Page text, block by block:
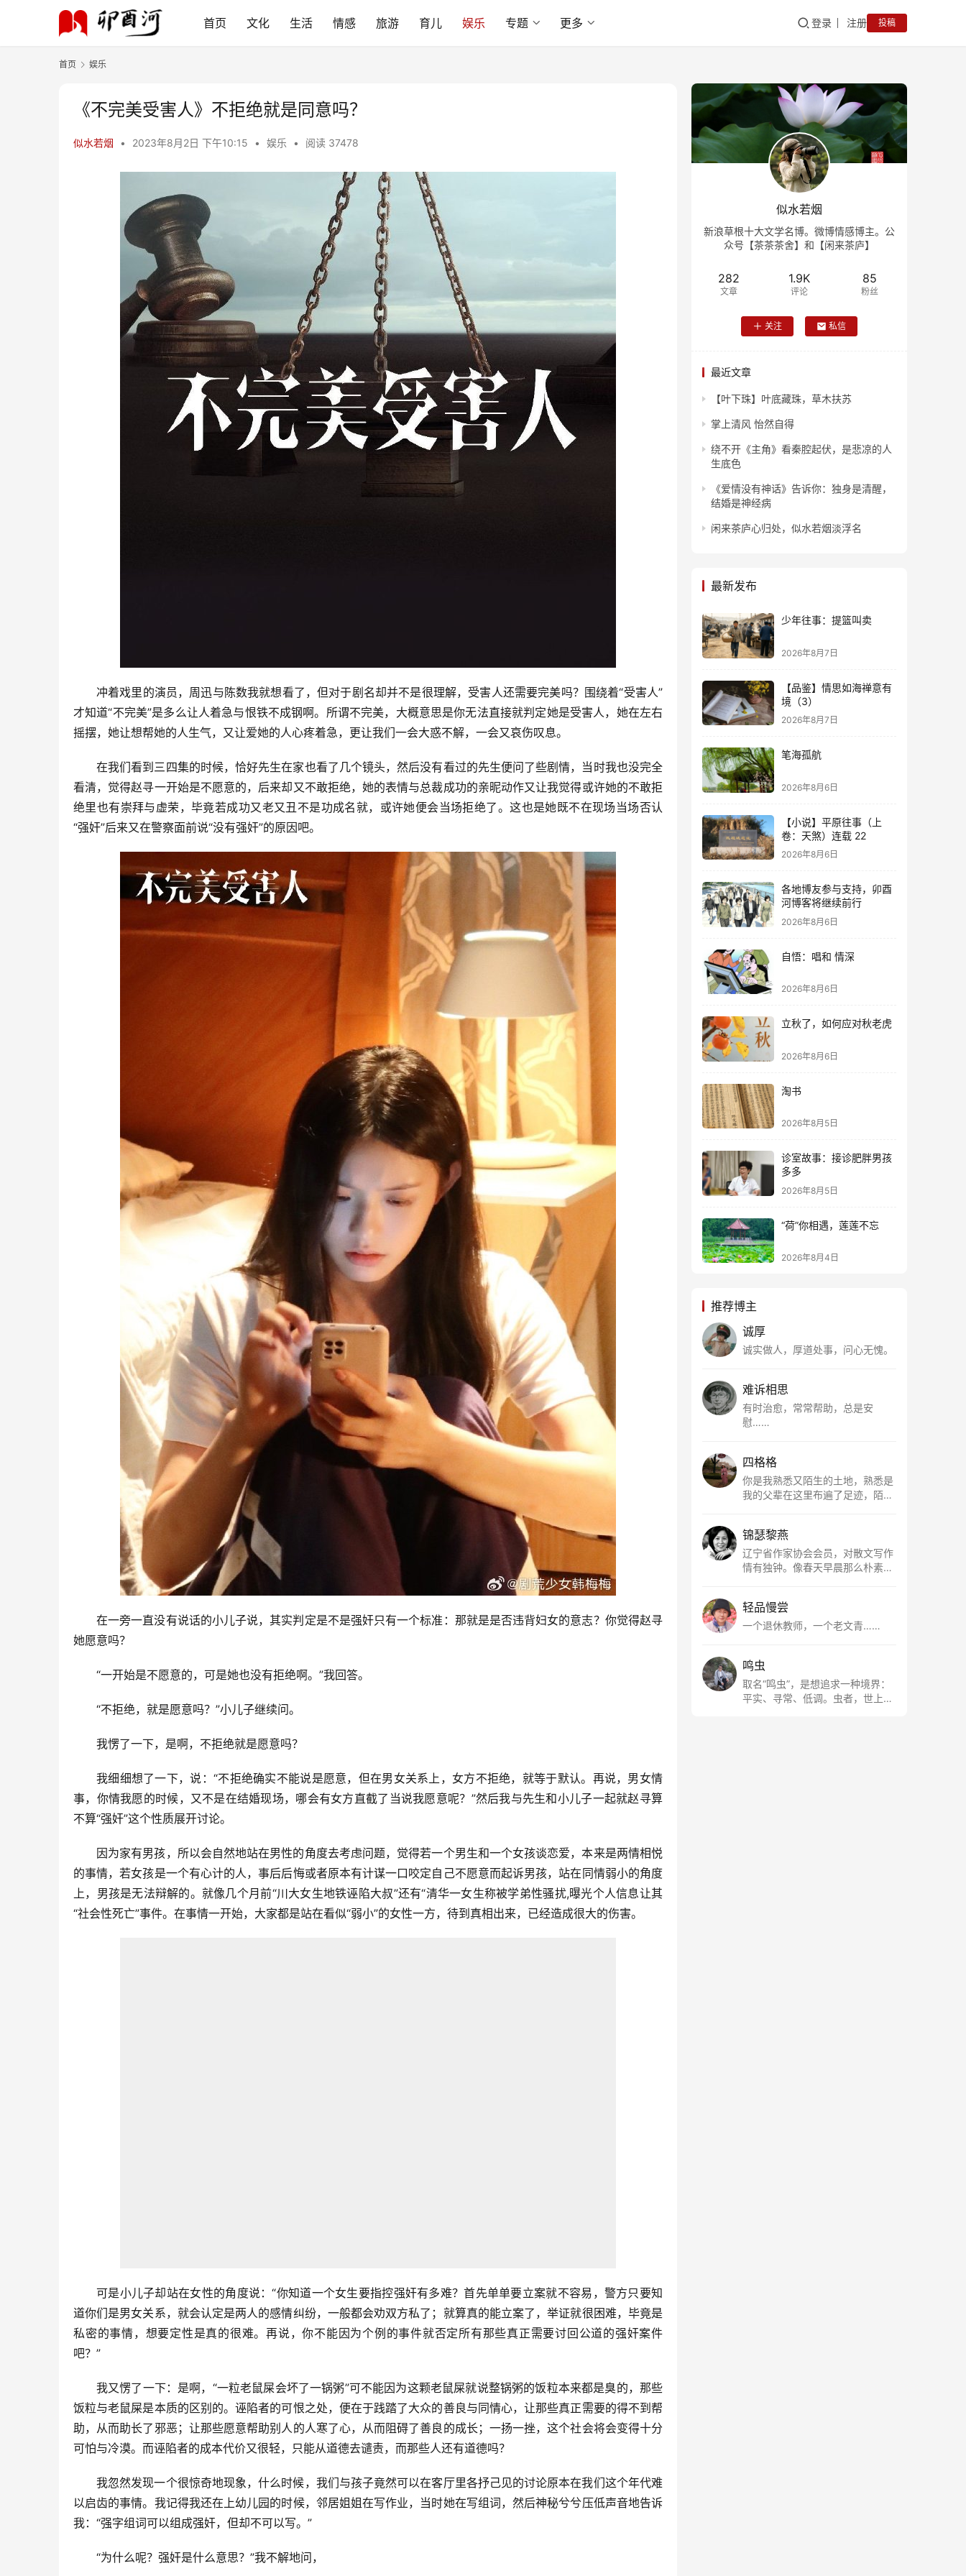
首页 文化 生活 情感 旅游 育儿 娱乐 专题 更多 登录 注册 投稿
首页 娱乐
《不完美受害人》不拒绝就是同意吗？
似水若烟 • 2023年8月2日 下午10:15 • 娱乐 • 阅读 37478
冲着戏里的演员，周迅与陈数我就想看了，但对于剧名却并不是很理解，受害人还需要完美吗？围绕着“受害人”
才知道“不完美”是多么让人着急与恨铁不成钢啊。所谓不完美，大概意思是你无法直接就判定她是受害人，她在左右
摇摆，她让想帮她的人生气，又让爱她的人心疼着急，更让我们一会大惑不解，一会又哀伤叹息。
在我们看到三四集的时候，恰好先生在家也看了几个镜头，然后没有看过的先生便问了些剧情，当时我也没完全
看清，觉得赵寻一开始是不愿意的，后来却又不敢拒绝，她的表情与总裁成功的亲昵动作又让我觉得或许她的不敢拒
绝里也有崇拜与虚荣，毕竟若成功又老又丑不是功成名就，或许她便会当场拒绝了。这也是她既不在现场当场否认
“强奸”后来又在警察面前说“没有强奸”的原因吧。
在一旁一直没有说话的小儿子说，其实判定是不是强奸只有一个标准：那就是是否违背妇女的意志？你觉得赵寻
她愿意吗？
“一开始是不愿意的，可是她也没有拒绝啊。”我回答。
“不拒绝，就是愿意吗？”小儿子继续问。
我愣了一下，是啊，不拒绝就是愿意吗？
我细细想了一下，说：“不拒绝确实不能说是愿意，但在男女关系上，女方不拒绝，就等于默认。再说，男女情
事，你情我愿的时候，又不是在结婚现场，哪会有女方直截了当说我愿意呢？”然后我与先生和小儿子一起就赵寻算
不算“强奸”这个性质展开讨论。
因为家有男孩，所以会自然地站在男性的角度去考虑问题，觉得若一个男生和一个女孩谈恋爱，本来是两情相悦
的事情，若女孩是一个有心计的人，事后后悔或者原本有计谋一口咬定自己不愿意而起诉男孩，站在同情弱小的角度
上，男孩是无法辩解的。就像几个月前“川大女生地铁诬陷大叔”还有“清华一女生称被学弟性骚扰,曝光个人信息让其
“社会性死亡”事件。在事情一开始，大家都是站在看似“弱小”的女性一方，待到真相出来，已经造成很大的伤害。
可是小儿子却站在女性的角度说：“你知道一个女生要指控强奸有多难？首先单单要立案就不容易，警方只要知
道你们是男女关系，就会认定是两人的感情纠纷，一般都会劝双方私了；就算真的能立案了，举证就很困难，毕竟是
私密的事情，想要定性是真的很难。再说，你不能因为个例的事件就否定所有那些真正需要讨回公道的强奸案件
吧？”
我又愣了一下：是啊，“一粒老鼠屎会坏了一锅粥”可不能因为这颗老鼠屎就说整锅粥的饭粒本来都是臭的，那些
饭粒与老鼠屎是本质的区别的。诬陷者的可恨之处，便在于践踏了大众的善良与同情心，让那些真正需要的得不到帮
助，从而助长了邪恶；让那些愿意帮助别人的人寒了心，从而阻碍了善良的成长；一扬一挫，这个社会将会变得十分
可怕与冷漠。而诬陷者的成本代价又很轻，只能从道德去谴责，而那些人还有道德吗？
我忽然发现一个很惊奇地现象，什么时候，我们与孩子竟然可以在客厅里各抒己见的讨论原本在我们这个年代难
以启齿的事情。我记得我还在上幼儿园的时候，邻居姐姐在写作业，当时她在写组词，然后神秘兮兮压低声音地告诉
我：“强字组词可以组成强奸，但却不可以写。”
“为什么呢？强奸是什么意思？”我不解地问，
似水若烟
新浪草根十大文学名博。微博情感博主。公
众号【茶茶茶舍】和【闲来茶庐】
282
文章
1.9K
评论
85
粉丝
关注 私信
最近文章
【叶下珠】叶底藏珠，草木扶苏
掌上清风 怡然自得
绕不开《主角》看秦腔起伏，是悲凉的人
生底色
《爱情没有神话》告诉你：独身是清醒，
结婚是神经病
闲来茶庐心归处，似水若烟淡浮名
最新发布
少年往事：提篮叫卖
2026年8月7日
【品鉴】情思如海禅意有
境（3）
2026年8月7日
笔海孤航
2026年8月6日
【小说】平原往事（上
卷：天煞）连载 22
2026年8月6日
各地博友参与支持，卯酉
河博客将继续前行
2026年8月6日
自悟：唱和 情深
2026年8月6日
立秋了，如何应对秋老虎
2026年8月6日
淘书
2026年8月5日
诊室故事：接诊肥胖男孩
多多
2026年8月5日
“荷”你相遇，莲莲不忘
2026年8月4日
推荐博主
诚厚
诚实做人，厚道处事，问心无愧。
难诉相思
有时治愈，常常帮助，总是安
慰……
四格格
你是我熟悉又陌生的土地，熟悉是
我的父辈在这里布遍了足迹，陌生
根所在，我用文字慢慢认识你、慢
慢熟悉你。
锦瑟黎燕
辽宁省作家协会会员，对散文写作
情有独钟。像春天早晨那么朴素，
轻品慢尝
一个退休教师，一个老文青……
鸣虫
取名“鸣虫”，是想追求一种境界：
平实、寻常、低调。虫者，世上最